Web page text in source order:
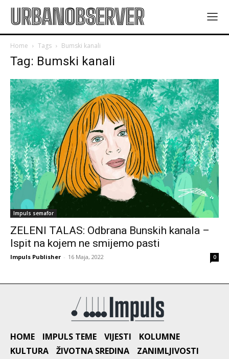
URBANOBSERVER
Home Tags Bumski kanali
Tag: Bumski kanali
Impuls semafor
ZELENI TALAS: Odbrana Bunskih kanala –
Ispit na kojem ne smijemo pasti
Impuls Publisher - 16 Maja, 2022 0
HOME IMPULS TEME VIJESTI
KOLUMNE
KULTURA
ŽIVOTNA SREDINA
ZANIMLJIVOSTI